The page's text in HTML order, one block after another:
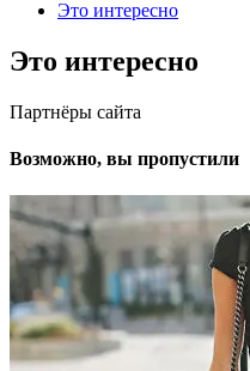
Это интересно
Это интересно
Партнёры сайта
Возможно, вы пропустили